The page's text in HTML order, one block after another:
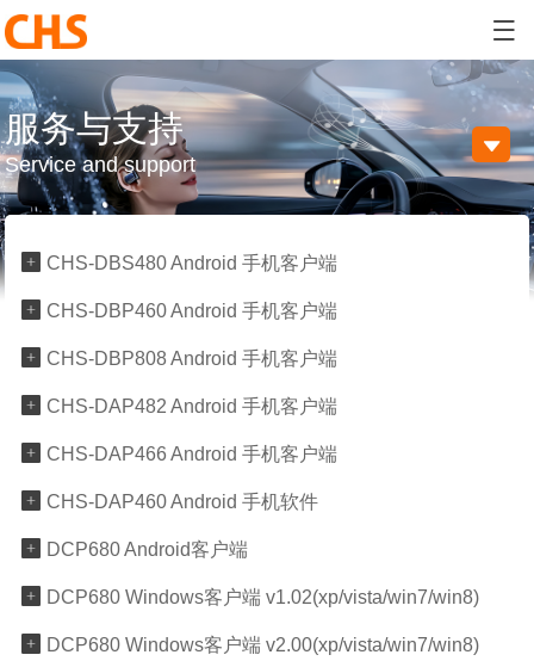

服务与支持
Service and support

 CHS-DBS480 Android 手机客户端
 CHS-DBP460 Android 手机客户端
 CHS-DBP808 Android 手机客户端
 CHS-DAP482 Android 手机客户端
 CHS-DAP466 Android 手机客户端
 CHS-DAP460 Android 手机软件
 DCP680 Android客户端
 DCP680 Windows客户端 v1.02(xp/vista/win7/win8)
 DCP680 Windows客户端 v2.00(xp/vista/win7/win8)